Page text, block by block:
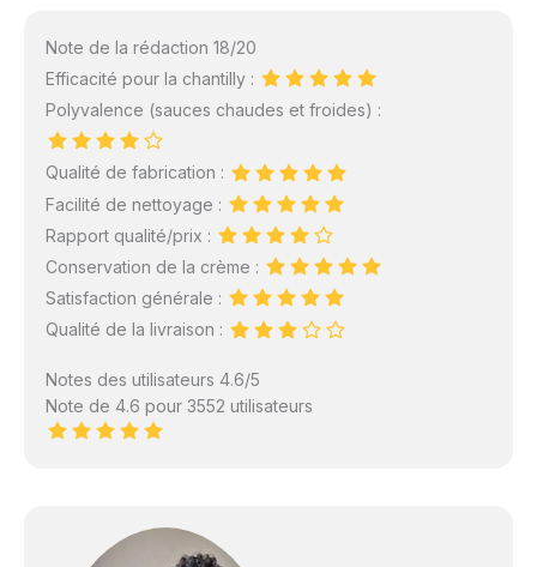
Note de la rédaction 18/20
Efficacité pour la chantilly :
Polyvalence (sauces chaudes et froides) :
Qualité de fabrication :
Facilité de nettoyage :
Rapport qualité/prix :
Conservation de la crème :
Satisfaction générale :
Qualité de la livraison :
Notes des utilisateurs 4.6/5
Note de 4.6 pour 3552 utilisateurs